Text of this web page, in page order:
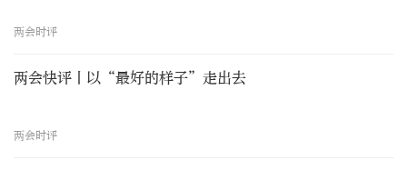
两会时评
两会快评丨以“最好的样子”走出去
两会时评